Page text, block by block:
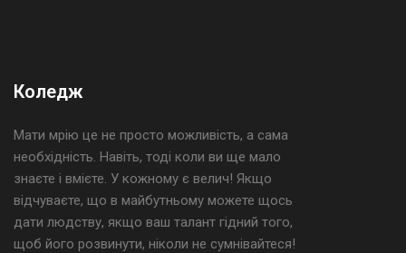
Коледж
Мати мрію це не просто можливість, а сама
необхідність. Навіть, тоді коли ви ще мало
знаєте і вмієте. У кожному є велич! Якщо
відчуваєте, що в майбутньому можете щось
дати людству, якщо ваш талант гідний того,
щоб його розвинути, ніколи не сумнівайтеся!